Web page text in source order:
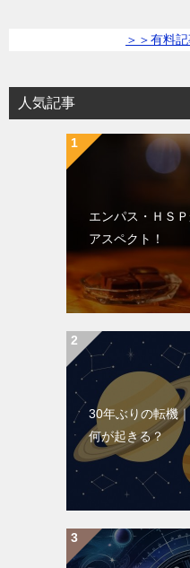
＞＞有料
人気記事
エンパス・ＨＳ
アスペクト！
30年ぶりの転機
何が起きる？